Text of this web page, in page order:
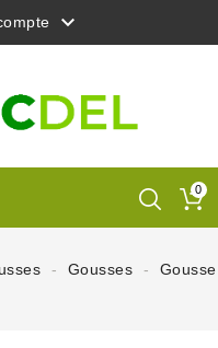

0
Gousses
Gousse